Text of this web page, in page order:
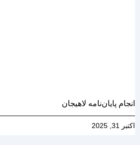
انجام پایان‌نامه لاهیجان
اکتبر 31, 2025